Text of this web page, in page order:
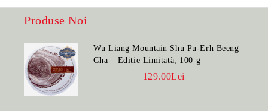
Produse Noi
Wu Liang Mountain Shu Pu-Erh Beeng
Cha – Ediție Limitată, 100 g
129.00Lei